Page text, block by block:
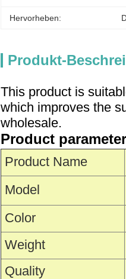
Hervorheben:
Produkt-
This product is
which improves the
wholesale.
Product parameter
Product Name
Model
Color
Weight
Quality